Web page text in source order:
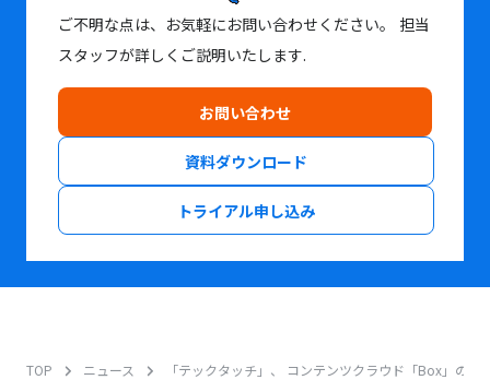
ご不明な点は、お気軽にお問い合わせください。
担当
スタッフが詳しくご説明いたします.
お問い合わせ
資料ダウンロード
トライアル申し込み
TOP ニュース 「テックタッチ」、 コンテンツクラウド「Box」の